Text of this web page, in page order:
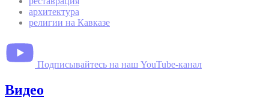
архитектура
религии на Кавказе
Подписывайтесь на наш YouTube-канал
Видео